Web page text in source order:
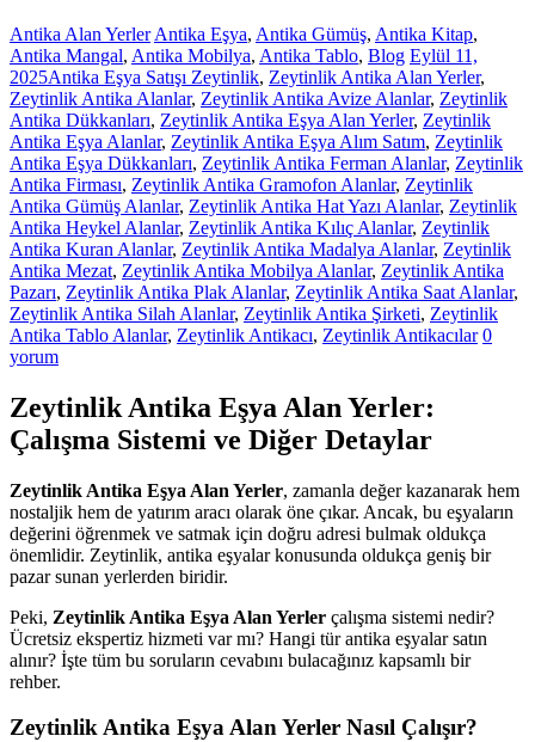
Antika Alan Yerler Antika Eşya, Antika Gümüş, Antika Kitap,
Antika Mangal, Antika Mobilya, Antika Tablo, Blog Eylül 11,
2025Antika Eşya Satışı Zeytinlik, Zeytinlik Antika Alan Yerler,
Zeytinlik Antika Alanlar, Zeytinlik Antika Avize Alanlar, Zeytinlik
Antika Dükkanları, Zeytinlik Antika Eşya Alan Yerler, Zeytinlik
Antika Eşya Alanlar, Zeytinlik Antika Eşya Alım Satım, Zeytinlik
Antika Eşya Dükkanları, Zeytinlik Antika Ferman Alanlar, Zeytinlik
Antika Firması, Zeytinlik Antika Gramofon Alanlar, Zeytinlik
Antika Gümüş Alanlar, Zeytinlik Antika Hat Yazı Alanlar, Zeytinlik
Antika Heykel Alanlar, Zeytinlik Antika Kılıç Alanlar, Zeytinlik
Antika Kuran Alanlar, Zeytinlik Antika Madalya Alanlar, Zeytinlik
Antika Mezat, Zeytinlik Antika Mobilya Alanlar, Zeytinlik Antika
Pazarı, Zeytinlik Antika Plak Alanlar, Zeytinlik Antika Saat Alanlar,
Zeytinlik Antika Silah Alanlar, Zeytinlik Antika Şirketi, Zeytinlik
Antika Tablo Alanlar, Zeytinlik Antikacı, Zeytinlik Antikacılar 0
yorum
Zeytinlik Antika Eşya Alan Yerler:
Çalışma Sistemi ve Diğer Detaylar
Zeytinlik Antika Eşya Alan Yerler, zamanla değer kazanarak hem
nostaljik hem de yatırım aracı olarak öne çıkar. Ancak, bu eşyaların
değerini öğrenmek ve satmak için doğru adresi bulmak oldukça
önemlidir. Zeytinlik, antika eşyalar konusunda oldukça geniş bir
pazar sunan yerlerden biridir.
Peki, Zeytinlik Antika Eşya Alan Yerler çalışma sistemi nedir?
Ücretsiz ekspertiz hizmeti var mı? Hangi tür antika eşyalar satın
alınır? İşte tüm bu soruların cevabını bulacağınız kapsamlı bir
rehber.
Zeytinlik Antika Eşya Alan Yerler Nasıl Çalışır?